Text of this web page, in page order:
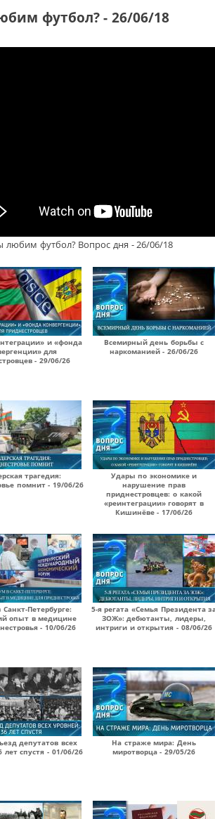
футбол? - 26/06/18
любим футбол? Вопрос дня - 26/06/18
и «фонда
для
- 29/06/26
Всемирный день борьбы с
наркоманией - 26/06/26
трагедия:
помнит - 19/06/26
Удары по экономике и
нарушение прав
приднестровцев: о какой
«реинтеграции» говорят в
Кишинёве - 17/06/26
Петербурге:
опыт в медицине
- 10/06/26
5-я регата «Семья Президента
ЗОЖ»: дебютанты, лидеры,
интриги и открытия - 08/06/26
депутатов всех
лет спустя - 01/06/26
На страже мира: День
миротворца - 29/05/26